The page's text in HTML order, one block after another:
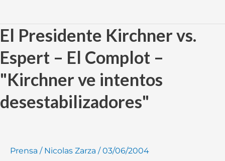
El Presidente Kirchner vs.
Espert – El Complot –
"Kirchner ve intentos
desestabilizadores"
Prensa / Nicolas Zarza /03/06/2004
El
Presidente
Kirchner
Espert
El
"Kirchner